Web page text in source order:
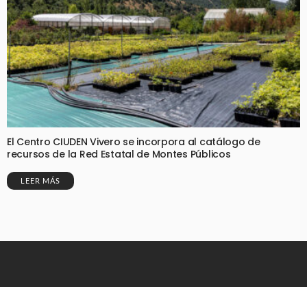
El Centro CIUDEN Vivero se incorpora al catálogo de
recursos de la Red Estatal de Montes Públicos
LEER MÁS